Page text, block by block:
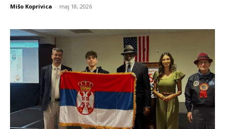
Mišo Koprivica - maj 18, 2026